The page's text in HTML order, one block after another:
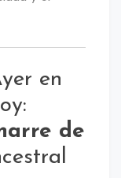
en
de